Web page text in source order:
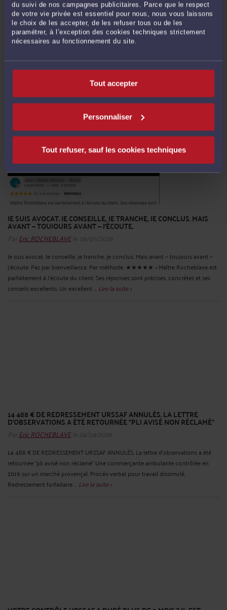
du suivi de nos campagnes publicitaires. Parce que le respect
de votre vie privée est essentiel pour nous, nous vous laissons
le choix de les accepter, de les refuser tous ou de les
paramétrer, à l’exception des cookies techniques strictement
nécessaires au fonctionnement du site.
Tout accepter
Personnaliser
Tout refuser, sauf les cookies techniques
L’URSSAF NE PEUT PAS EXERCER SON DROIT DE
COMMUNICATION AUPRÈS DE VOTRE BANQUE SANS, D’ABORD,
VOUS DEMANDER VOS RELEVÉS.
ParEric ROCHEBLAVEle 07/05/2026
L’URSSAF ne peut pas exercer son droit de communication auprès de votre
banque sans, d’abord, vous demander vos relevés. Cela paraît évident. Ça ne l'est
pas dans la pratique. Dans ce dossier, l'URSSAF a obtenu des relevés bancaires
JE SUIS AVOCAT. JE CONSEILLE, JE TRANCHE, JE CONCLUS. MAIS
AVANT — TOUJOURS AVANT — J'ÉCOUTE.
Par Eric ROCHEBLAVEle 06/05/2026
Je suis avocat. Je conseille, je tranche, je conclus. Mais avant — toujours avant —
j'écoute. Pas par bienveillance. Par méthode. ★★★★★ « Maître Rocheblave est
parfaitement à l'écoute du client. Ses réponses sont précises, concrètes et ses
conseils excellents. Un excellent ... Lire la suite >
14 488 € DE REDRESSEMENT URSSAF ANNULÉS. LA LETTRE
D'OBSERVATIONS A ÉTÉ RETOURNÉE "PLI AVISÉ NON RÉCLAMÉ"
Par Eric ROCHEBLAVEle 24/04/2026
14 488 € DE REDRESSEMENT URSSAF ANNULÉS. La lettre d'observations a été
retournée "pli avisé non réclamé" Une commerçante ambulante contrôlée en
2019 sur un marché provençal. Procès-verbal pour travail dissimulé.
Redressement forfaitaire ... Lire la suite >